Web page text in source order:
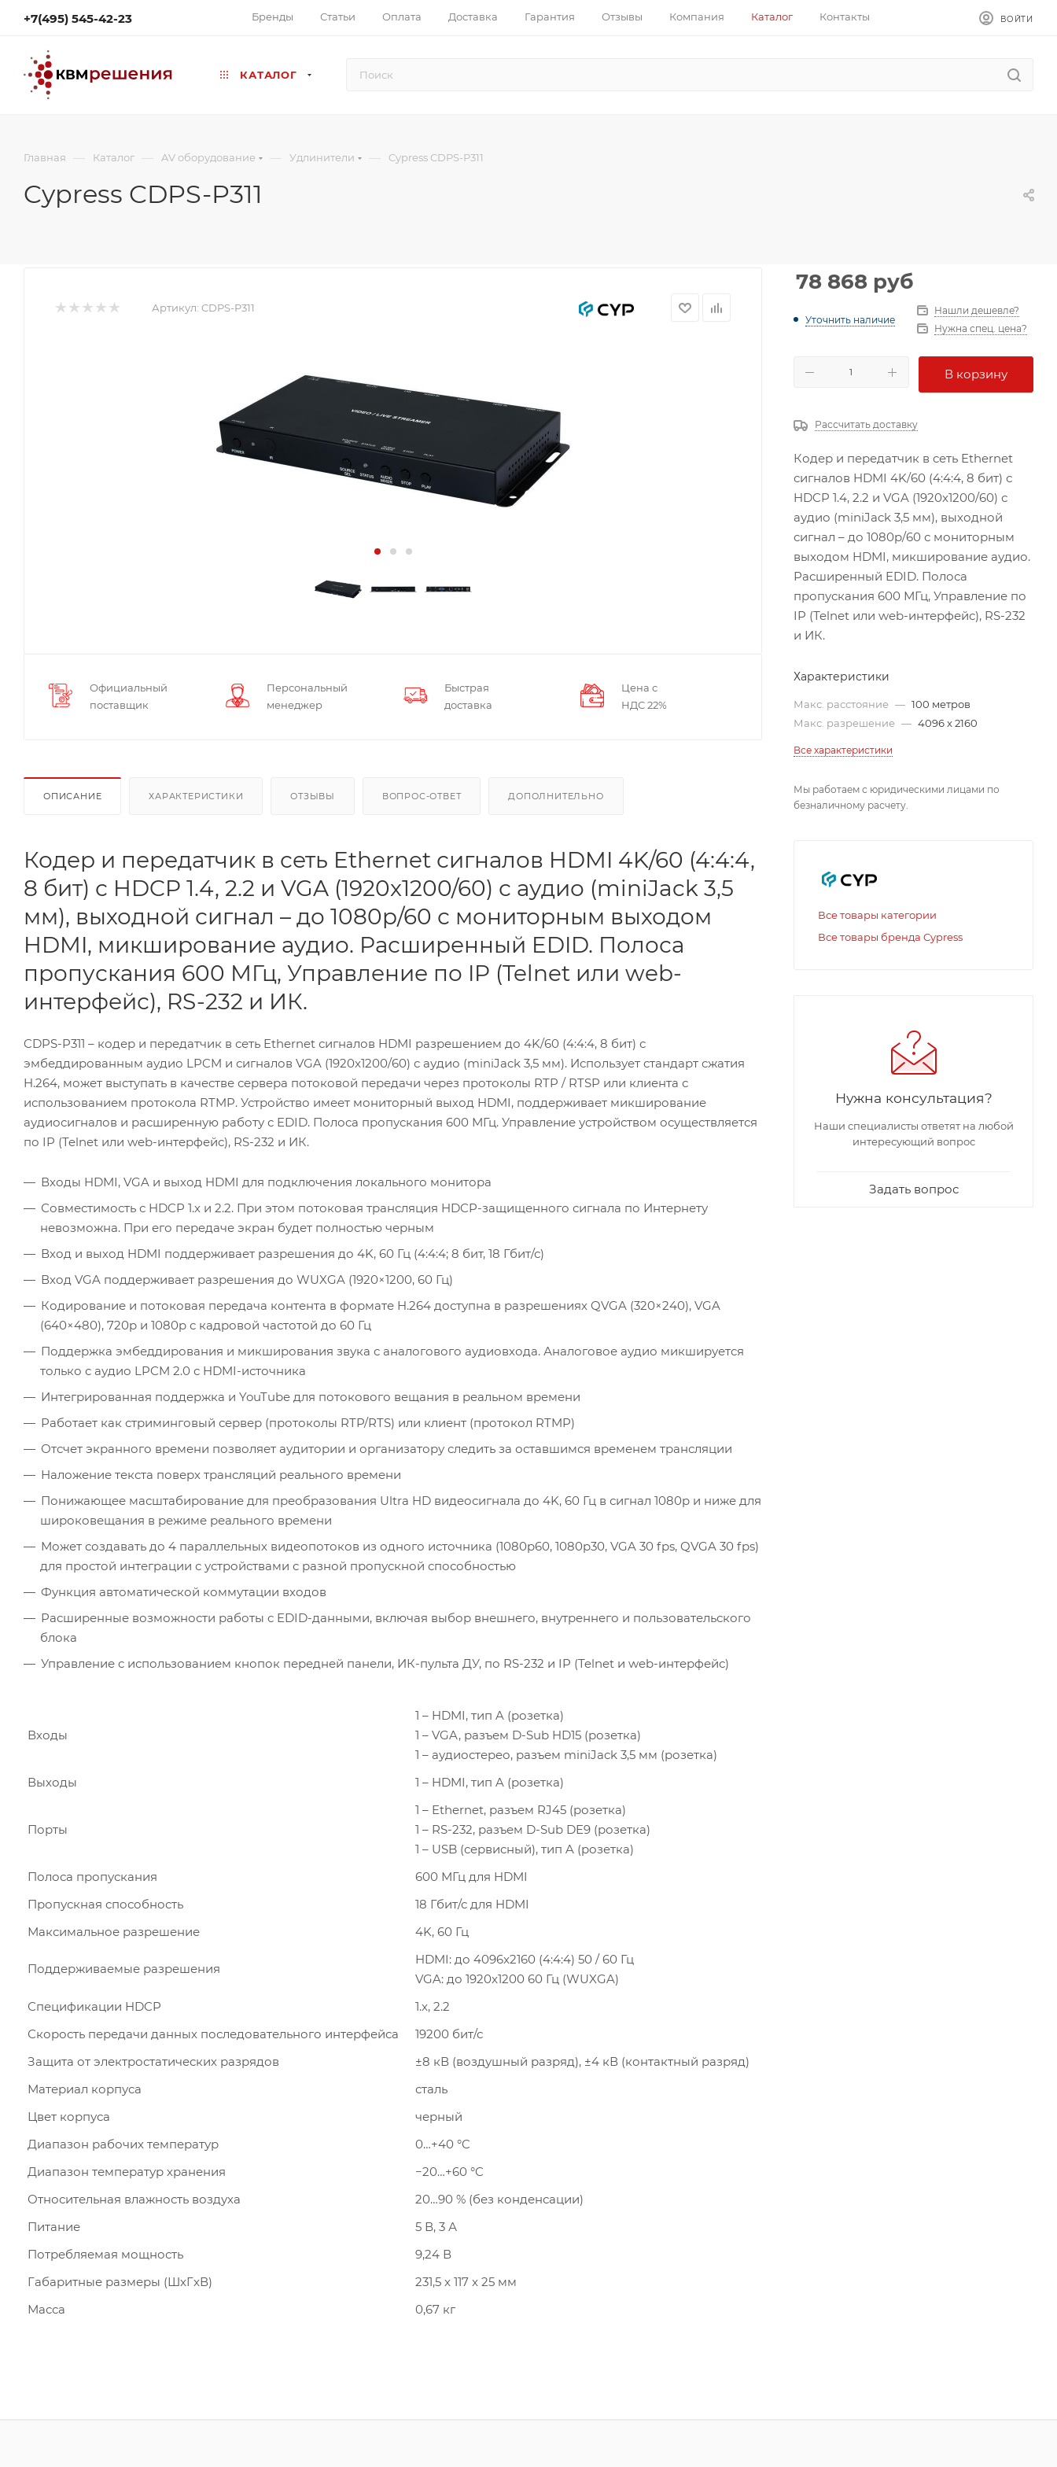
+7(495) 545-42-23 Бренды Статьи Оплата Доставка Гарантия Отзывы Компания Каталог Контакты ВОЙТИ
КАТАЛОГ
Главная — Каталог — AV оборудование — Удлинители — Cypress CDPS-P311
Cypress CDPS-P311
Артикул: CDPS-P311
Официальный
поставщик
Персональный
менеджер
Быстрая
доставка
Цена с
НДС 22%
ОПИСАНИЕ ХАРАКТЕРИСТИКИ ОТЗЫВЫ ВОПРОС-ОТВЕТ ДОПОЛНИТЕЛЬНО
Кодер и передатчик в сеть Ethernet сигналов HDMI 4K/60 (4:4:4,
8 бит) с HDCP 1.4, 2.2 и VGA (1920x1200/60) с аудио (miniJack 3,5
мм), выходной сигнал – до 1080p/60 с мониторным выходом
HDMI, микширование аудио. Расширенный EDID. Полоса
пропускания 600 МГц, Управление по IP (Telnet или web-
интерфейс), RS-232 и ИК.
CDPS-P311 – кодер и передатчик в сеть Ethernet сигналов HDMI разрешением до 4K/60 (4:4:4, 8 бит) с
эмбеддированным аудио LPCM и сигналов VGA (1920x1200/60) с аудио (miniJack 3,5 мм). Использует стандарт сжатия
H.264, может выступать в качестве сервера потоковой передачи через протоколы RTP / RTSP или клиента с
использованием протокола RTMP. Устройство имеет мониторный выход HDMI, поддерживает микширование
аудиосигналов и расширенную работу с EDID. Полоса пропускания 600 МГц. Управление устройством осуществляется
по IP (Telnet или web-интерфейс), RS-232 и ИК.
Входы HDMI, VGA и выход HDMI для подключения локального монитора
Совместимость с HDCP 1.x и 2.2. При этом потоковая трансляция HDCP-защищенного сигнала по Интернету
невозможна. При его передаче экран будет полностью черным
Вход и выход HDMI поддерживает разрешения до 4K, 60 Гц (4:4:4; 8 бит, 18 Гбит/с)
Вход VGA поддерживает разрешения до WUXGA (1920×1200, 60 Гц)
Кодирование и потоковая передача контента в формате H.264 доступна в разрешениях QVGA (320×240), VGA
(640×480), 720p и 1080p с кадровой частотой до 60 Гц
Поддержка эмбеддирования и микширования звука с аналогового аудиовхода. Аналоговое аудио микшируется
только с аудио LPCM 2.0 с HDMI-источника
Интегрированная поддержка и YouTube для потокового вещания в реальном времени
Работает как стриминговый сервер (протоколы RTP/RTS) или клиент (протокол RTMP)
Отсчет экранного времени позволяет аудитории и организатору следить за оставшимся временем трансляции
Наложение текста поверх трансляций реального времени
Понижающее масштабирование для преобразования Ultra HD видеосигнала до 4K, 60 Гц в сигнал 1080p и ниже для
широковещания в режиме реального времени
Может создавать до 4 параллельных видеопотоков из одного источника (1080p60, 1080p30, VGA 30 fps, QVGA 30 fps)
для простой интеграции с устройствами с разной пропускной способностью
Функция автоматической коммутации входов
Расширенные возможности работы с EDID-данными, включая выбор внешнего, внутреннего и пользовательского
блока
Управление с использованием кнопок передней панели, ИК-пульта ДУ, по RS-232 и IP (Telnet и web-интерфейс)
Входы
1 – HDMI, тип A (розетка)
1 – VGA, разъем D-Sub HD15 (розетка)
1 – аудиостерео, разъем miniJack 3,5 мм (розетка)
Выходы
1 – HDMI, тип A (розетка)
Порты
1 – Ethernet, разъем RJ45 (розетка)
1 – RS-232, разъем D-Sub DE9 (розетка)
1 – USB (сервисный), тип A (розетка)
Полоса пропускания
600 МГц для HDMI
Пропускная способность
18 Гбит/с для HDMI
Максимальное разрешение
4K, 60 Гц
Поддерживаемые разрешения
HDMI: до 4096x2160 (4:4:4) 50 / 60 Гц
VGA: до 1920x1200 60 Гц (WUXGA)
Спецификации HDCP
1.x, 2.2
Скорость передачи данных последовательного интерфейса
19200 бит/с
Защита от электростатических разрядов
±8 кВ (воздушный разряд), ±4 кВ (контактный разряд)
Материал корпуса
сталь
Цвет корпуса
черный
Диапазон рабочих температур
0…+40 °C
Диапазон температур хранения
−20…+60 °C
Относительная влажность воздуха
20…90 % (без конденсации)
Питание
5 В, 3 А
Потребляемая мощность
9,24 В
Габаритные размеры (ШxГxВ)
231,5 x 117 x 25 мм
Масса
0,67 кг
78 868 руб
Уточнить наличие
Нашли дешевле?
Нужна спец. цена?
В корзину
Рассчитать доставку
Кодер и передатчик в сеть Ethernet
сигналов HDMI 4K/60 (4:4:4, 8 бит) с
HDCP 1.4, 2.2 и VGA (1920x1200/60) с
аудио (miniJack 3,5 мм), выходной
сигнал – до 1080p/60 с мониторным
выходом HDMI, микширование аудио.
Расширенный EDID. Полоса
пропускания 600 МГц, Управление по
IP (Telnet или web-интерфейс), RS-232
и ИК.
Характеристики
Макс. расстояние — 100 метров
Макс. разрешение — 4096 x 2160
Все характеристики
Мы работаем с юридическими лицами по
безналичному расчету.
Все товары категории
Все товары бренда Cypress
Нужна консультация?
Наши специалисты ответят на любой
интересующий вопрос
Задать вопрос